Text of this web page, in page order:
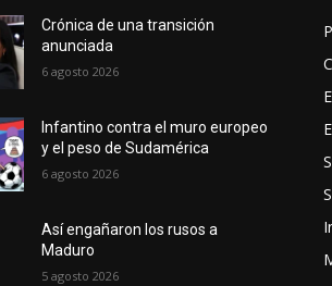
Crónica de una transición
anunciada
6 agosto 2026
Infantino contra el muro europeo
y el peso de Sudamérica
6 agosto 2026
Así engañaron los rusos a
Maduro
5 agosto 2026